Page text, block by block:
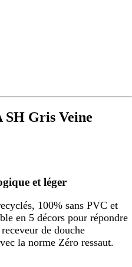
SH Gris Veine
et léger
100% sans PVC et
en 5 décors pour répondre
de douche
la norme Zéro ressaut.